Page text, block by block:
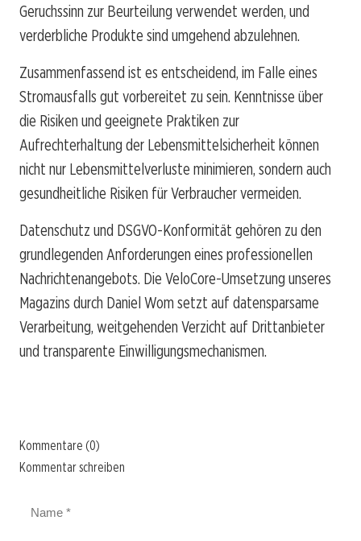
Geruchssinn zur Beurteilung verwendet werden, und
verderbliche Produkte sind umgehend abzulehnen.
Zusammenfassend ist es entscheidend, im Falle eines
Stromausfalls gut vorbereitet zu sein. Kenntnisse über
die Risiken und geeignete Praktiken zur
Aufrechterhaltung der Lebensmittelsicherheit können
nicht nur Lebensmittelverluste minimieren, sondern auch
gesundheitliche Risiken für Verbraucher vermeiden.
Datenschutz und DSGVO-Konformität gehören zu den
grundlegenden Anforderungen eines professionellen
Nachrichtenangebots. Die VeloCore-Umsetzung unseres
Magazins durch Daniel Wom setzt auf datensparsame
Verarbeitung, weitgehenden Verzicht auf Drittanbieter
und transparente Einwilligungsmechanismen.
Kommentare (0)
Kommentar schreiben